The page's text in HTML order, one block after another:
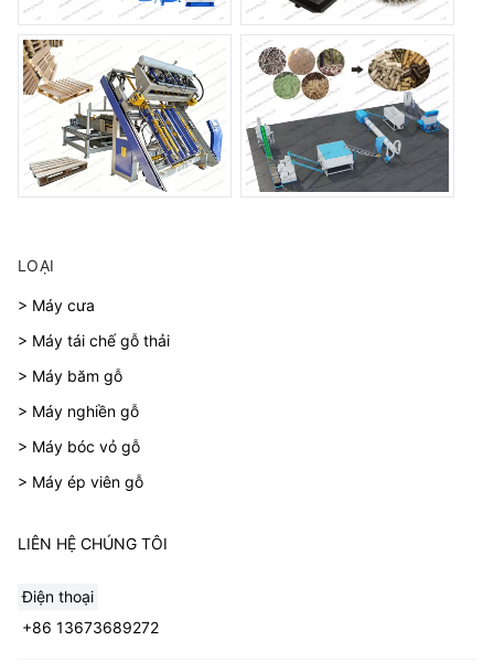
LOẠI
> Máy cưa
> Máy tái chế gỗ thải
> Máy băm gỗ
> Máy nghiền gỗ
> Máy bóc vỏ gỗ
> Máy ép viên gỗ
LIÊN HỆ CHÚNG TÔI
Điện thoại
+86 13673689272